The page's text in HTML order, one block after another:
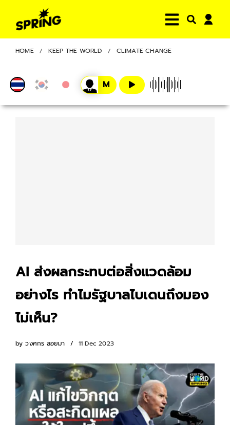
HOME KEEP THE WORLD CLIMATE CHANGE
AI ส่งผลกระทบต่อสิ่งแวดล้อม
อย่างไร ทำไมรัฐบาลไบเดนถึงมอง
ไม่เห็น?
by วงศกร ลอยมา 11 Dec 2023